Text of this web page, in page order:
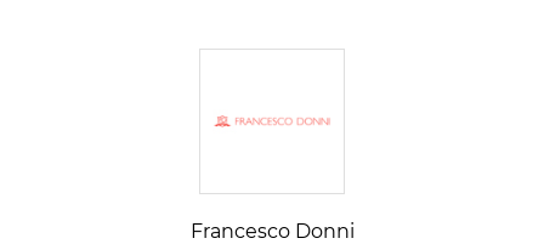
Francesco Donni